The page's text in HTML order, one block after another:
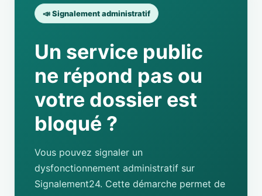
📣 Signalement administratif
Un service public
ne répond pas ou
votre dossier est
bloqué ?
Vous pouvez signaler un
dysfonctionnement administratif sur
Signalement24. Cette démarche permet de